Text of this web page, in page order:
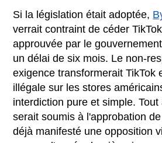
Si la législation était adoptée,
verrait contraint de céder
approuvée par le
un délai de six mois. Le non-
exigence transformerait TikTok
illégale sur les stores
interdiction pure et simple.
serait soumis à l'approbation
déjà manifesté une opposition